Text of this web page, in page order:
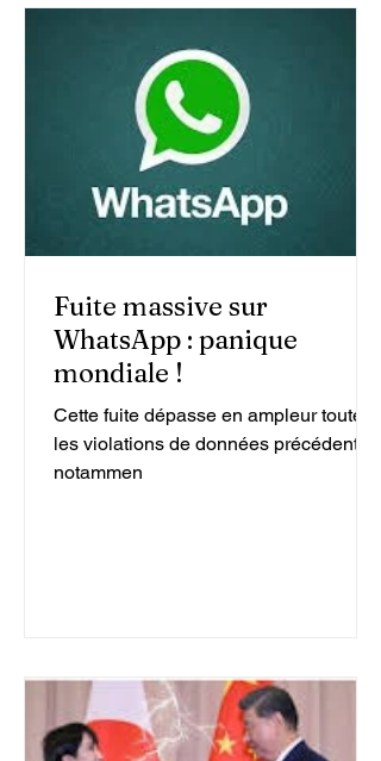
Fuite massive sur
WhatsApp : panique
mondiale !
Cette fuite dépasse en ampleur toutes
les violations de données précédentes,
notammen